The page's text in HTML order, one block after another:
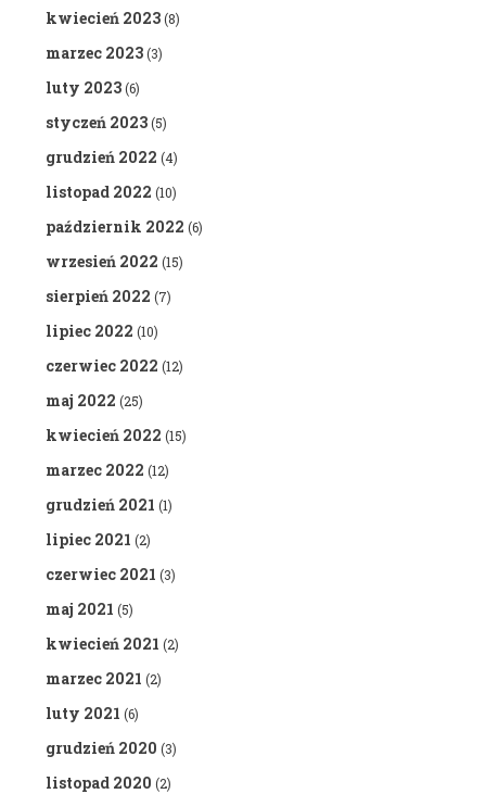
kwiecień 2023(8)
marzec 2023(3)
luty 2023(6)
styczeń 2023(5)
grudzień 2022 (4)
listopad 2022 (10)
październik 2022 (6)
wrzesień 2022 (15)
sierpień 2022 (7)
lipiec 2022 (10)
czerwiec 2022 (12)
maj 2022 (25)
kwiecień 2022 (15)
marzec 2022 (12)
grudzień 2021 (1)
lipiec 2021 (2)
czerwiec 2021 (3)
maj 2021 (5)
kwiecień 2021 (2)
marzec 2021 (2)
luty 2021 (6)
grudzień 2020 (3)
listopad 2020 (2)